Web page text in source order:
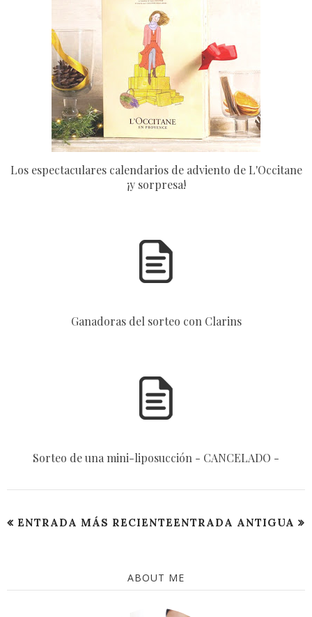
Los espectaculares calendarios de adviento de L'Occitane
¡y sorpresa!
Ganadoras del sorteo con Clarins
Sorteo de una mini-liposucción - CANCELADO -
ENTRADA MÁS RECIENTEENTRADA ANTIGUA
ABOUT ME